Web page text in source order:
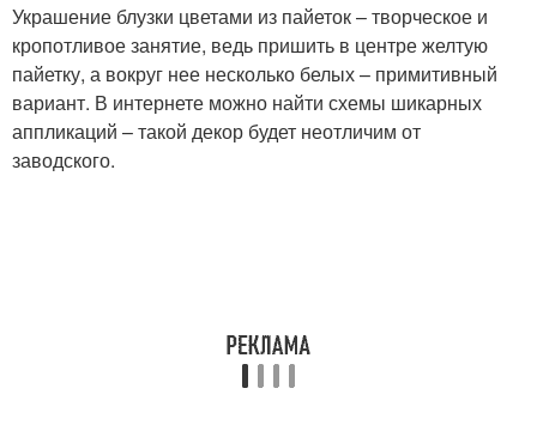
Украшение блузки цветами из пайеток – творческое и
кропотливое занятие, ведь пришить в центре желтую
пайетку, а вокруг нее несколько белых – примитивный
вариант. В интернете можно найти схемы шикарных
аппликаций – такой декор будет неотличим от
заводского.